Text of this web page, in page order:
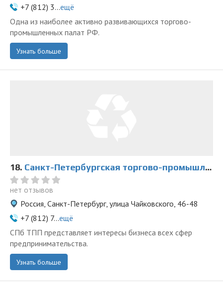
+7 (812) 3...ещё
Одна из наиболее активно развивающихся торгово-
промышленных палат РФ.
Узнать больше
18. Санкт-Петербургская торгово-промышленная палата
нет отзывов
Россия, Санкт-Петербург, улица Чайковского, 46-48
+7 (812) 7...ещё
СПб ТПП представляет интересы бизнеса всех сфер
предпринимательства.
Узнать больше